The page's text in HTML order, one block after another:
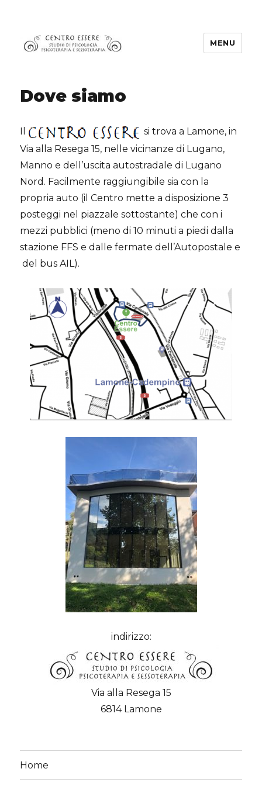
MENU
Dove siamo
Il
si trova a Lamone, in
Via alla Resega 15, nelle vicinanze di Lugano,
Manno e dell’uscita autostradale di Lugano
Nord. Facilmente raggiungibile sia con la
propria auto (il Centro mette a disposizione 3
posteggi nel piazzale sottostante) che con i
mezzi pubblici (meno di 10 minuti a piedi dalla
stazione FFS e dalle fermate dell’Autopostale e
del bus AIL).
indirizzo:
Via alla Resega 15
6814 Lamone
Home